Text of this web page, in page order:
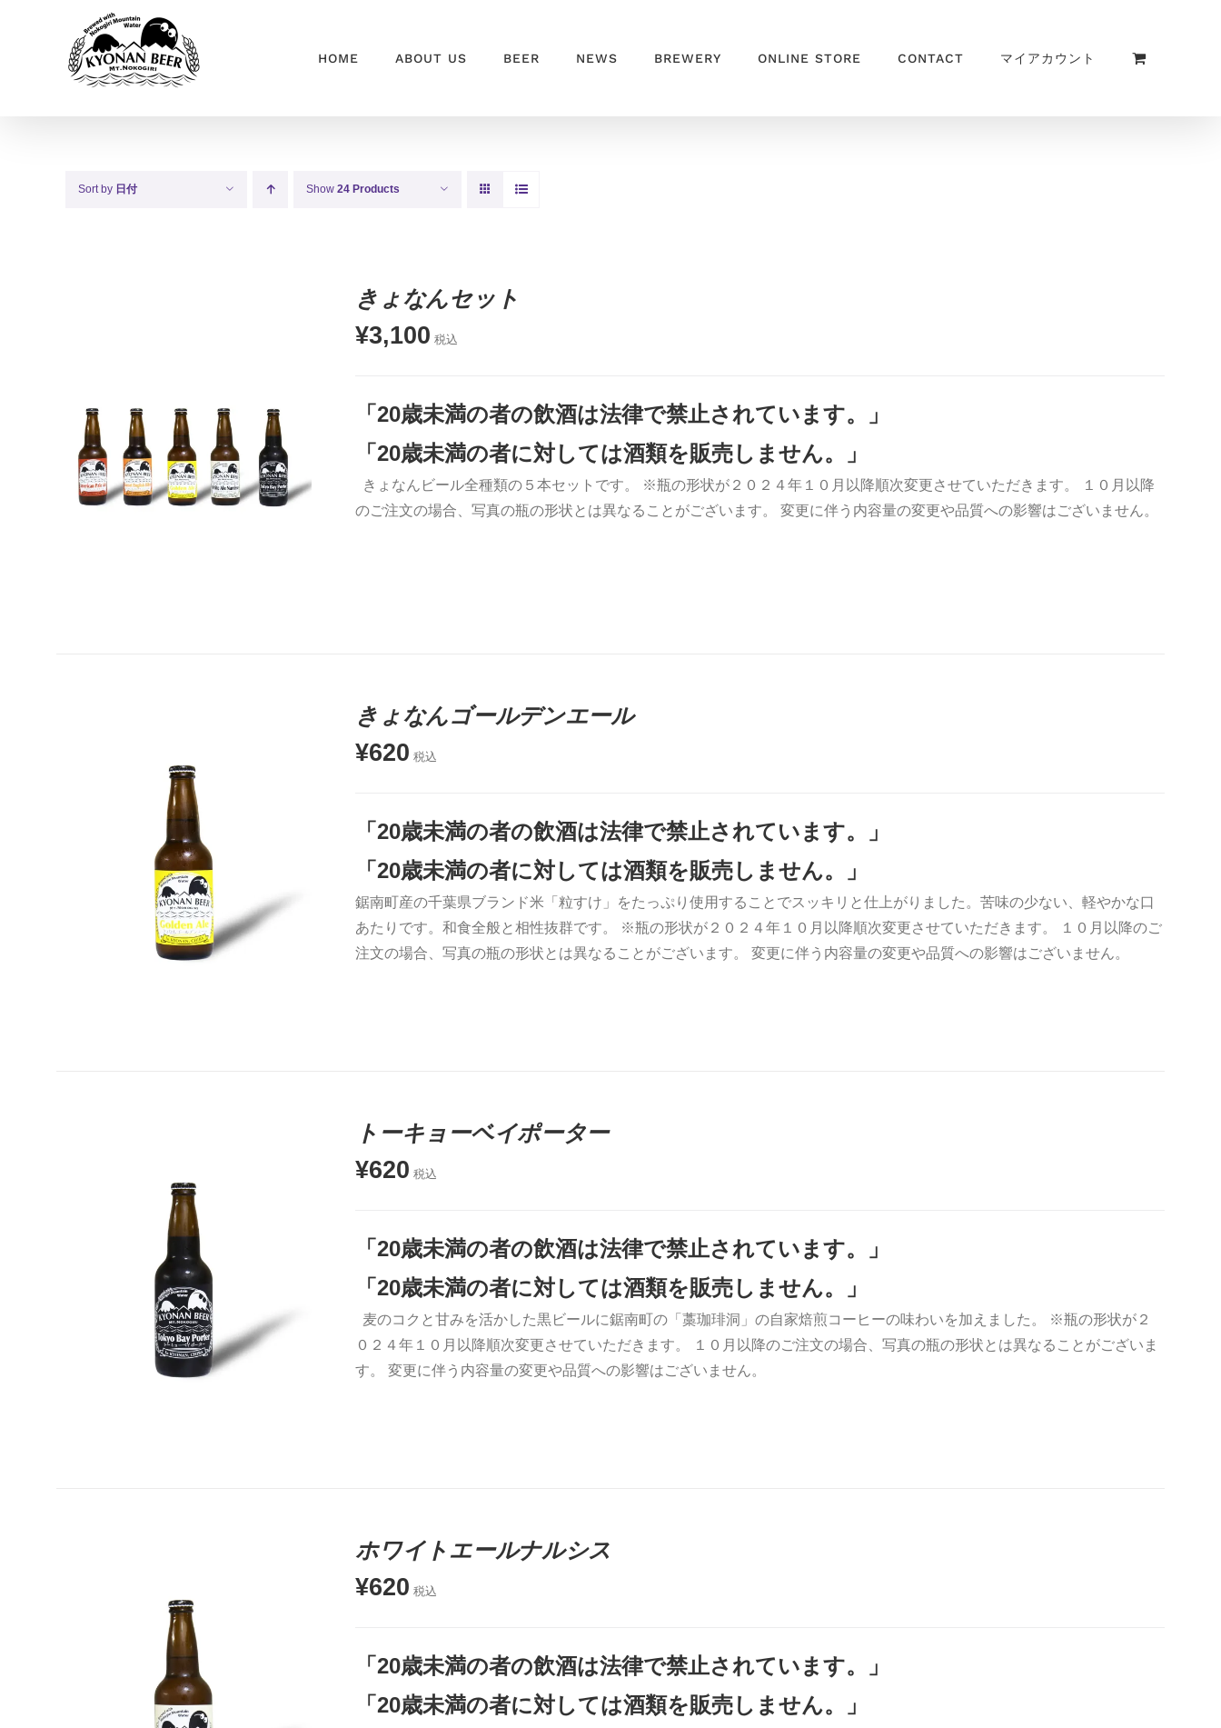
HOME ABOUT US BEER NEWS BREWERY ONLINE STORE CONTACT マイアカウント
Sort by 日付 Show 24 Products
お買い物カゴに追加 QUICK VIEW
きょなんセット
¥3,100 税込
「20歳未満の者の飲酒は法律で禁止されています。」
「20歳未満の者に対しては酒類を販売しません。」
きょなんビール全種類の５本セットです。 ※瓶の形状が２０２４年１０月以降順次変更させていただきます。 １０月以降
のご注文の場合、写真の瓶の形状とは異なることがございます。 変更に伴う内容量の変更や品質への影響はございません。
お買い物カゴに追加 QUICK VIEW
きょなんゴールデンエール
¥620 税込
「20歳未満の者の飲酒は法律で禁止されています。」
「20歳未満の者に対しては酒類を販売しません。」
鋸南町産の千葉県ブランド米「粒すけ」をたっぷり使用することでスッキリと仕上がりました。苦味の少ない、軽やかな口
あたりです。和食全般と相性抜群です。 ※瓶の形状が２０２４年１０月以降順次変更させていただきます。 １０月以降のご
注文の場合、写真の瓶の形状とは異なることがございます。 変更に伴う内容量の変更や品質への影響はございません。
5段階中
5.00
の評価
お買い物カゴに追加 QUICK VIEW
トーキョーベイポーター
¥620 税込
「20歳未満の者の飲酒は法律で禁止されています。」
「20歳未満の者に対しては酒類を販売しません。」
麦のコクと甘みを活かした黒ビールに鋸南町の「藁珈琲洞」の自家焙煎コーヒーの味わいを加えました。 ※瓶の形状が２
０２４年１０月以降順次変更させていただきます。 １０月以降のご注文の場合、写真の瓶の形状とは異なることがございま
す。 変更に伴う内容量の変更や品質への影響はございません。
ホワイトエールナルシス
¥620 税込
「20歳未満の者の飲酒は法律で禁止されています。」
「20歳未満の者に対しては酒類を販売しません。」